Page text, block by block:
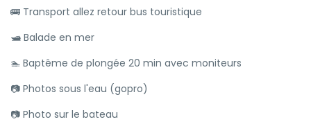
🚌 Transport allez retour bus touristique
🛥 Balade en mer
🏊 Baptême de plongée 20 min avec moniteurs
📷 Photos sous l'eau (gopro)
📷 Photo sur le bateau